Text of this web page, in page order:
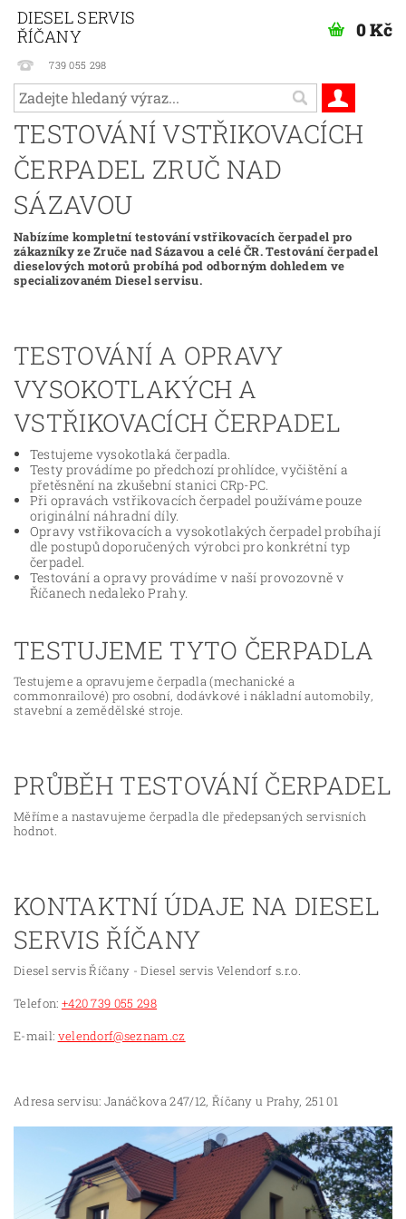
DIESEL SERVIS
ŘÍČANY
739 055 298
0 Kč
TESTOVÁNÍ VSTŘIKOVACÍCH
ČERPADEL ZRUČ NAD
SÁZAVOU
Nabízíme kompletní testování vstřikovacích čerpadel pro
zákazníky ze Zruče nad Sázavou a celé ČR. Testování čerpadel
dieselových motorů probíhá pod odborným dohledem ve
specializovaném Diesel servisu.
TESTOVÁNÍ A OPRAVY
VYSOKOTLAKÝCH A
VSTŘIKOVACÍCH ČERPADEL
Testujeme vysokotlaká čerpadla.
Testy provádíme po předchozí prohlídce, vyčištění a
přetěsnění na zkušební stanici CRp-PC.
Při opravách vstřikovacích čerpadel používáme pouze
originální náhradní díly.
Opravy vstřikovacích a vysokotlakých čerpadel probíhají
dle postupů doporučených výrobci pro konkrétní typ
čerpadel.
Testování a opravy provádíme v naší provozovně v
Říčanech nedaleko Prahy.
TESTUJEME TYTO ČERPADLA
Testujeme a opravujeme čerpadla (mechanické a
commonrailové) pro osobní, dodávkové i nákladní automobily,
stavební a zemědělské stroje.
PRŮBĚH TESTOVÁNÍ ČERPADEL
Měříme a nastavujeme čerpadla dle předepsaných servisních
hodnot.
KONTAKTNÍ ÚDAJE NA DIESEL
SERVIS ŘÍČANY
Diesel servis Říčany - Diesel servis Velendorf s.r.o.
Telefon: +420 739 055 298
E-mail: velendorf@seznam.cz
Adresa servisu: Janáčkova 247/12, Říčany u Prahy, 251 01